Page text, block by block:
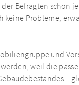
Befragten schon
Probleme,
und
weil die
–